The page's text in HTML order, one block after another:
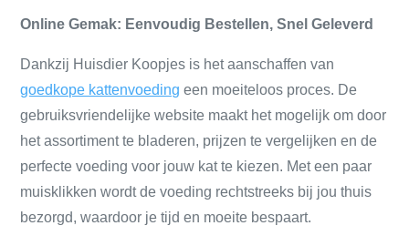
Online Gemak: Eenvoudig Bestellen, Snel Geleverd
Dankzij Huisdier Koopjes is het aanschaffen van
goedkope kattenvoeding een moeiteloos proces. De
gebruiksvriendelijke website maakt het mogelijk om door
het assortiment te bladeren, prijzen te vergelijken en de
perfecte voeding voor jouw kat te kiezen. Met een paar
muisklikken wordt de voeding rechtstreeks bij jou thuis
bezorgd, waardoor je tijd en moeite bespaart.